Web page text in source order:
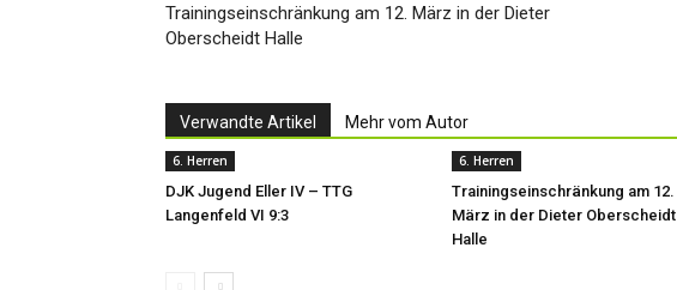
Trainingseinschränkung am 12. März in der Dieter
Oberscheidt Halle
Verwandte Artikel Mehr vom Autor
6. Herren
DJK Jugend Eller IV – TTG
Langenfeld VI 9:3
6. Herren
Trainingseinschränkung am 12.
März in der Dieter Oberscheidt
Halle